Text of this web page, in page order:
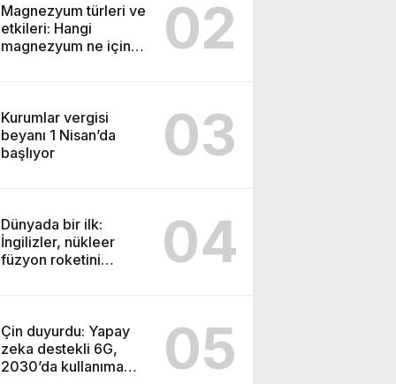
Magnezyum türleri ve
etkileri: Hangi
magnezyum ne için
02
Kurumlar vergisi
beyanı 1 Nisan’da
başlıyor
03
Dünyada bir ilk:
İngilizler, nükleer
füzyon roketini
04
Çin duyurdu: Yapay
zeka destekli 6G,
2030’da kullanıma
05